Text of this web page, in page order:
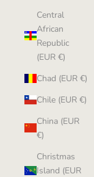
Central
African
Republic
(EUR €)
Chad (EUR €)
Chile (EUR €)
China (EUR
€)
Christmas
Island (EUR